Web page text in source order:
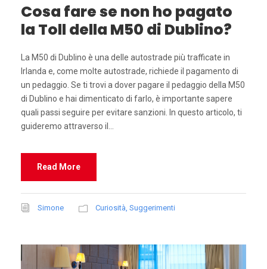
Cosa fare se non ho pagato
la Toll della M50 di Dublino?
La M50 di Dublino è una delle autostrade più trafficate in
Irlanda e, come molte autostrade, richiede il pagamento di
un pedaggio. Se ti trovi a dover pagare il pedaggio della M50
di Dublino e hai dimenticato di farlo, è importante sapere
quali passi seguire per evitare sanzioni. In questo articolo, ti
guideremo attraverso il...
Read More
Simone Curiosità Suggerimenti